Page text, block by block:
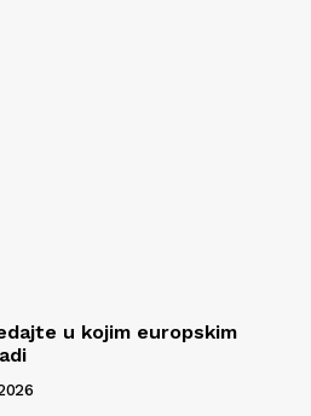
u kojim europskim